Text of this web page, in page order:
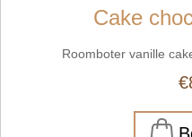
Cake
Roomboter vanille